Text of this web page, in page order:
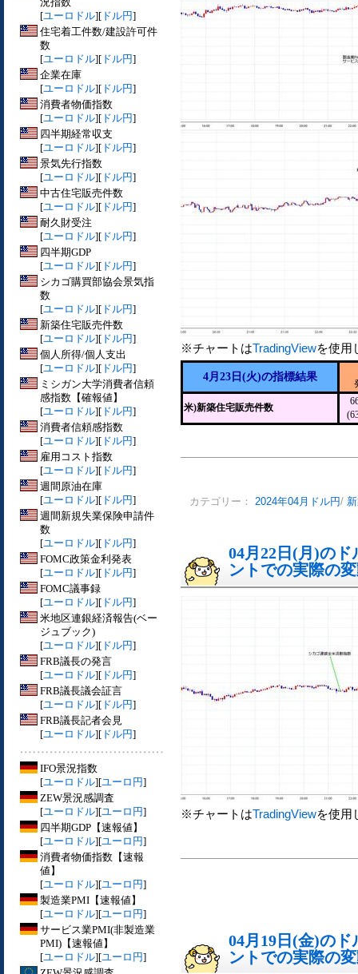
[ユーロドル][ ドル円]
住宅着工件数/建設許可件
数
[ユーロドル][ ドル円]
企業在庫
[ユーロドル][ ドル円]
消費者物価指数
[ユーロドル][ ドル円]
四半期経常収支
[ユーロドル][ ドル円]
景気先行指数
[ユーロドル][ ドル円]
中古住宅販売件数
[ユーロドル][ ドル円]
耐久財受注
[ユーロドル][ ドル円]
四半期GDP
[ユーロドル][ ドル円]
シカゴ購買部協会景気指
数
[ユーロドル][ ドル円]
新築住宅販売件数
[ユーロドル][ ドル円]
個人所得/個人支出
[ユーロドル][ ドル円]
ミシガン大学消費者信頼
感指数【確報値】
[ユーロドル][ ドル円]
消費者信頼感指数
[ユーロドル][ ドル円]
雇用コスト指数
[ユーロドル][ ドル円]
週間原油在庫
[ユーロドル][ ドル円]
週間新規失業保険申請件
数
[ユーロドル][ ドル円]
FOMC政策金利発表
[ユーロドル][ ドル円]
FOMC議事録
[ユーロドル][ ドル円]
米地区連銀経済報告(ベー
ジュブック)
[ユーロドル][ ドル円]
FRB議長の発言
[ユーロドル][ ドル円]
FRB議長議会証言
[ユーロドル][ ドル円]
FRB議長記者会見
[ユーロドル][ ドル円]
IFO景況指数
[ユーロドル][ユーロ円]
ZEW景況感調査
[ユーロドル][ユーロ円]
四半期GDP【速報値】
[ユーロドル][ユーロ円]
消費者物価指数【速報
値】
[ユーロドル][ユーロ円]
製造業PMI【速報値】
[ユーロドル][ユーロ円]
サービス業PMI(非製造業
PMI)【速報値】
[ユーロドル][ユーロ円]
※チャートはTradingViewを使用
4月23日(火)の指標結果
米)新築住宅販売件数
カテゴリー： 2024年04月ドル円/
04月22日(月)の
ントでの実際の
※チャートはTradingViewを使用
04月19日(金)の
ントでの実際の